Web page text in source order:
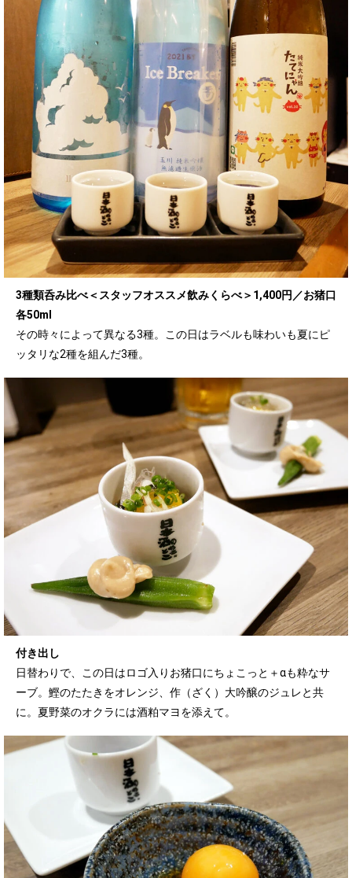
3種類呑み比べ＜スタッフオススメ飲みくらべ＞1,400円／お猪口
各50ml
その時々によって異なる3種。この日はラベルも味わいも夏にピ
ッタリな2種を組んだ3種。
付き出し
日替わりで、この日はロゴ入りお猪口にちょこっと＋αも粋なサ
ーブ。鰹のたたきをオレンジ、作（ざく）大吟醸のジュレと共
に。夏野菜のオクラには酒粕マヨを添えて。